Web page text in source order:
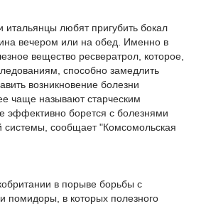
любят пригубить бокал
вечером или на обед. Именно в
вещество ресвератрол, которое,
способно замедлить
возникновение болезни
чаще называют старческим
эффективно борется с болезнями
системы, сообщает "Комсомольская
в порыве борьбы с
помидоры, в которых полезного